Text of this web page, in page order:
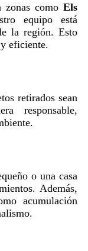
zonas como Els
equipo está
la región. Esto
eficiente.
retirados sean
responsable,
o una casa
Además,
acumulación